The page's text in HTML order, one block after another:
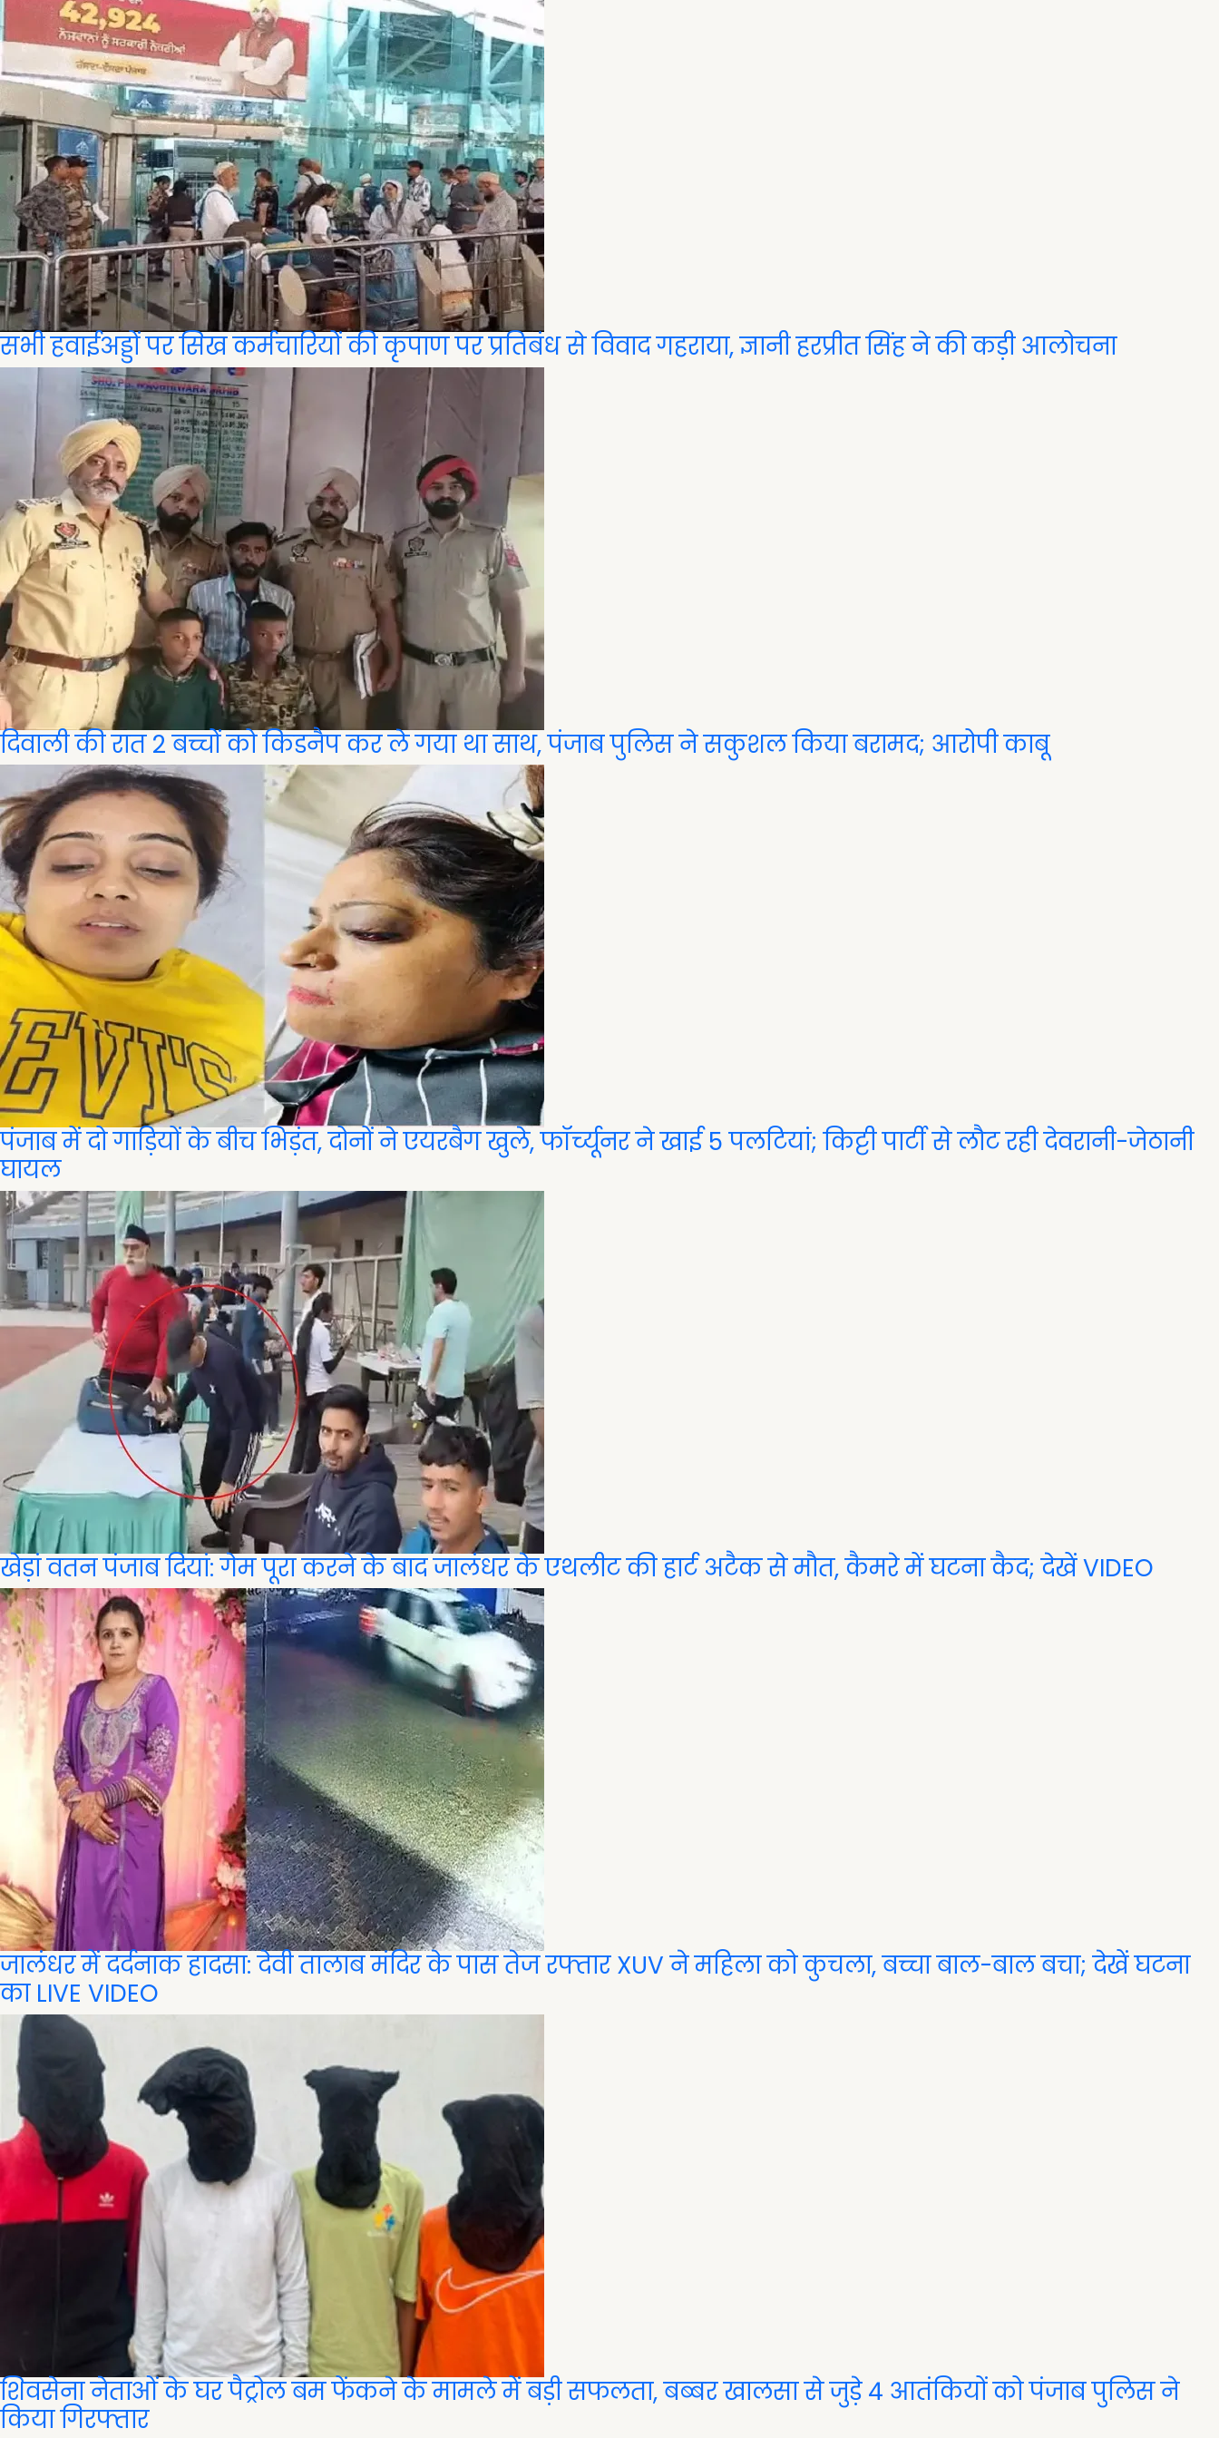
सभी हवाईअड्डों पर सिख कर्मचारियों की कृपाण पर प्रतिबंध से विवाद गहराया, ज्ञानी हरप्रीत सिंह ने की कड़ी आलोचना
दिवाली की रात 2 बच्चों को किडनैप कर ले गया था साथ, पंजाब पुलिस ने सकुशल किया बरामद; आरोपी काबू
पंजाब में दो गाड़ियों के बीच भिड़ंत, दोनों ने एयरबैग खुले, फॉर्च्यूनर ने खाई 5 पलटियां; किट्टी पार्टी से लौट रही देवरानी-जेठानी
घायल
खेड़ां वतन पंजाब दियां: गेम पूरा करने के बाद जालंधर के एथलीट की हार्ट अटैक से मौत, कैमरे में घटना कैद; देखें VIDEO
जालंधर में दर्दनाक हादसा: देवी तालाब मंदिर के पास तेज रफ्तार XUV ने महिला को कुचला, बच्चा बाल-बाल बचा; देखें घटना
का LIVE VIDEO
शिवसेना नेताओं के घर पैट्रोल बम फेंकने के मामले में बड़ी सफलता, बब्बर खालसा से जुड़े 4 आतंकियों को पंजाब पुलिस ने
किया गिरफ्तार